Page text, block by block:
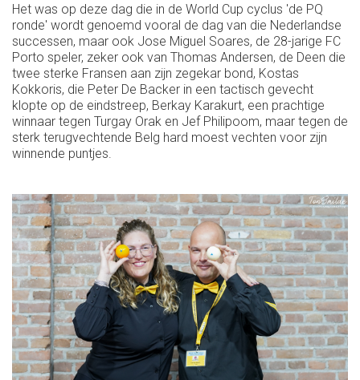
Het was op deze dag die in de World Cup cyclus 'de PQ
ronde' wordt genoemd vooral de dag van die Nederlandse
successen, maar ook Jose Miguel Soares, de 28-jarige FC
Porto speler, zeker ook van Thomas Andersen, de Deen die
twee sterke Fransen aan zijn zegekar bond, Kostas
Kokkoris, die Peter De Backer in een tactisch gevecht
klopte op de eindstreep, Berkay Karakurt, een prachtige
winnaar tegen Turgay Orak en Jef Philipoom, maar tegen de
sterk terugvechtende Belg hard moest vechten voor zijn
winnende puntjes.